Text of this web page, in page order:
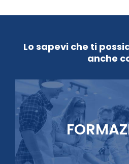
Lo sapevi che ti
anche